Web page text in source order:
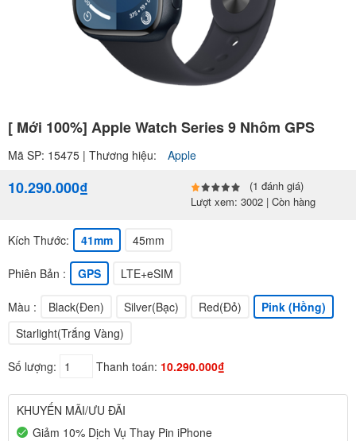
[ Mới 100%] Apple Watch Series 9 Nhôm GPS
Mã SP: 15475 | Thương hiệu: Apple
10.290.000₫
(1 đánh giá)
Lượt xem: 3002 | Còn hàng
Kích Thước: 41mm 45mm
Phiên Bản : GPS LTE+eSIM
Màu : Black(Đen) Silver(Bạc) Red(Đỏ)
Pink (Hồng)
Starlight(Trắng Vàng)
Số lượng: Thanh toán: 10.290.000₫
KHUYẾN MÃI/ƯU ĐÃI
Giảm 10% Dịch Vụ Thay Pin iPhone